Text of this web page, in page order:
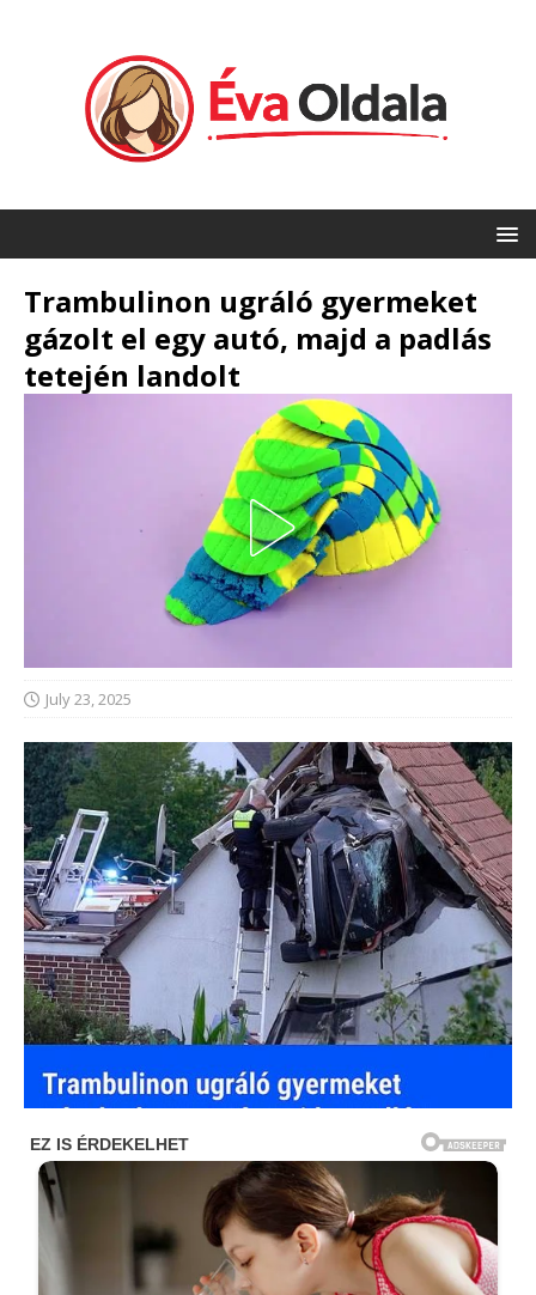
Trambulinon ugráló gyermeket
gázolt el egy autó, majd a padlás
tetején landolt
July 23, 2025